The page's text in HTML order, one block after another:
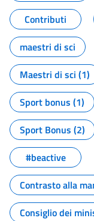
Contributi
maestri di sci
Maestri di sci (1)
Sport bonus (1)
Sport Bonus (2)
#beactive
Contrasto alla
Consiglio dei